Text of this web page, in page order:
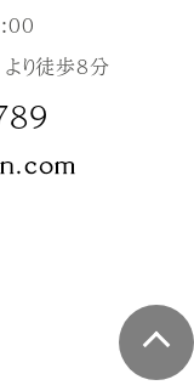
り徒歩8分